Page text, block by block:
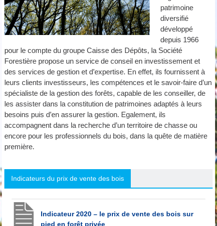
patrimoine
diversifié
développé
depuis 1966
pour le compte du groupe Caisse des Dépôts, la Société
Forestière propose un service de conseil en investissement et
des services de gestion et d’expertise. En effet, ils fournissent à
leurs clients investisseurs, les compétences et le savoir-faire d’un
spécialiste de la gestion des forêts, capable de les conseiller, de
les assister dans la constitution de patrimoines adaptés à leurs
besoins puis d’en assurer la gestion. Egalement, ils
accompagnent dans la recherche d’un territoire de chasse ou
encore pour les professionnels du bois, dans la quête de matière
première.
Indicateurs du prix de vente des bois
Indicateur 2020 – le prix de vente des bois sur
pied en forêt privée